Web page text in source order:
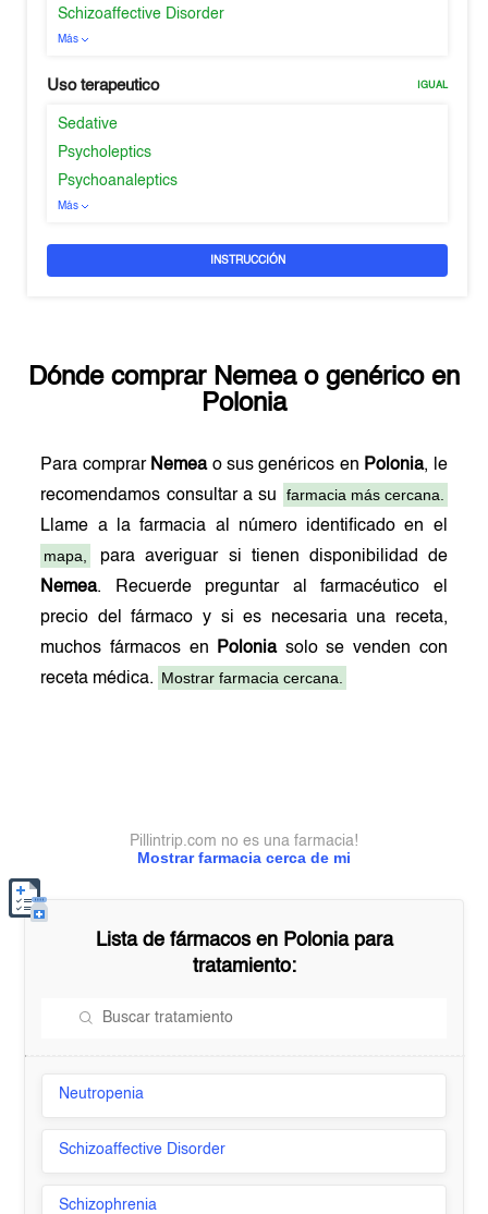
Schizoaffective Disorder
Más
Uso terapeutico IGUAL
Sedative
Psycholeptics
Psychoanaleptics
Más
INSTRUCCIÓN
Dónde comprar Nemeao genérico en
Polonia
Para comprar Nemeao sus genéricos en Polonia, le
recomendamos consultar a su
farmacia más cercana.
Llame a la farmacia al número identificado en el
mapa,
para averiguar si tienen disponibilidad de
Nemea. Recuerde preguntar al farmacéutico el
precio del fármaco y si es necesaria una receta,
muchos fármacos en
Poloniasolo se venden con
receta médica. Mostrar farmacia cercana.
Mostrar farmacia cerca de mi
Pillintrip.com no es una farmacia!
Lista de fármacos en Poloniapara
tratamiento:
Neutropenia
Schizoaffective Disorder
Schizophrenia